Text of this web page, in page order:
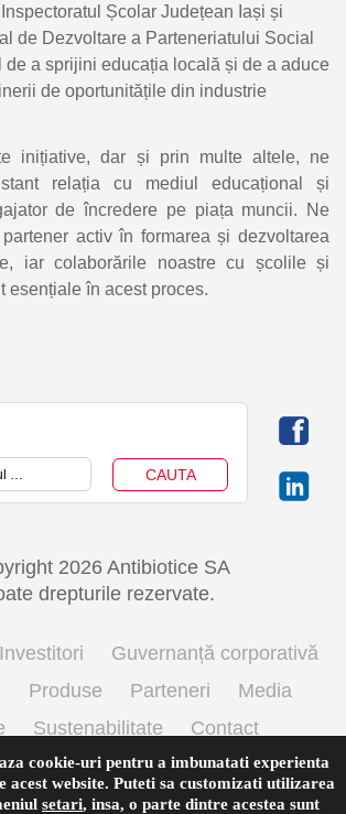
Școlar Județean Iași și
de Dezvoltare a Parteneriatului Social
de a sprijini educația locală și de a aduce
de oportunitățile din industrie
inițiative, dar și prin multe altele, ne
relația cu mediul educațional și
de încredere pe piața muncii. Ne
activ în formarea și dezvoltarea
iar colaborările noastre cu școlile și
esențiale în acest proces.
2026 Antibiotice SA
drepturile rezervate.
Investitori
Guvernanță corporativă
Produse Parteneri
Media
Sustenabilitate
Contact
de utilizare
Politica cookie
datelor cu caracter personal
cookie-uri pentru a imbunatati experienta
acest website. Puteti sa customizati utilizarea
setari, insa, o parte dintre acestea sunt